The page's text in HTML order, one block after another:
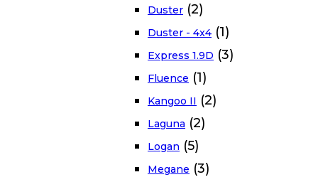
Duster (2)
Duster - 4x4 (1)
Express 1.9D (3)
Fluence (1)
Kangoo II (2)
Laguna (2)
Logan (5)
Megane (3)